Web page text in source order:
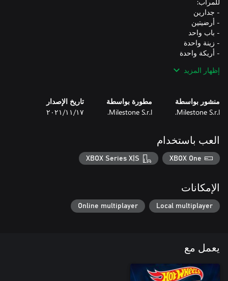
هذا الـDLC متضمن في HOT WHEELS™ Pass Vol. 1
إظهار المزيد
منشور بواسطة
Milestone S.r.l.
مطورة بواسطة
Milestone S.r.l.
تاريخ الإصدار
١٧‏/١١‏/٢٠٢١
العب باستخدام
XBOX One
XBOX Series X|S
الإمكانات
Local multiplayer
Online multiplayer
يعمل مع